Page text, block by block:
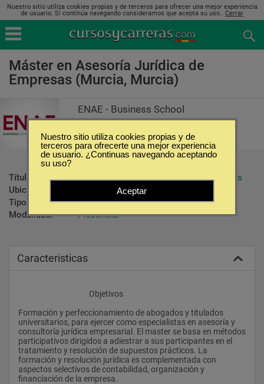
Nuestro sitio utiliza cookies propias y de terceros para ofrecer una mejor experiencia
de usuario. Si continúa navegando consideramos que acepta su uso.. Cerrar
Máster en Asesoría Jurídica de
Empresas (Murcia, Murcia)
ENAE - Business School
Título ofrecido:
Máster en Asesoría Jurídica de Empresas
Ubicación:
Murcia - Murcia
Tipo:
Maestrías
Modalidad:
Presencial
Caracteristicas
					Objetivos
Formación y perfeccionamiento de abogados y titulados
universitarios, para ejercer como especialistas en asesoría y
consultoría jurídica empresarial. El master se basa en métodos
participativos dirigidos a adiestrar a sus participantes en el
tratamiento y resolución de supuestos prácticos. La
formación y resolución jurídica es complementada con
aspectos selectivos de contabilidad, organización y
financiación de la empresa.
Nuestro sitio utiliza cookies propias y de
terceros para ofrecerte una mejor experiencia
de usuario. ¿Continuas navegando aceptando
su uso?
Aceptar